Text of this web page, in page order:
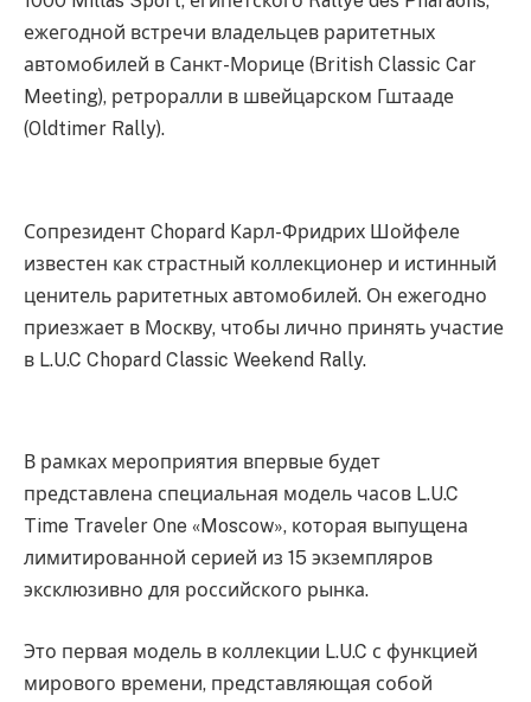
ежегодной встречи владельцев раритетных
автомобилей в Санкт-Морице (British Classic Car
Meeting), ретроралли в швейцарском Гштааде
(Oldtimer Rally).
Сопрезидент Chopard Карл-Фридрих Шойфеле
известен как страстный коллекционер и истинный
ценитель раритетных автомобилей. Он ежегодно
приезжает в Москву, чтобы лично принять участие
в L.U.C Chopard Classic Weekend Rally.
В рамках мероприятия впервые будет
представлена специальная модель часов L.U.C
Time Traveler One «Moscow», которая выпущена
лимитированной серией из 15 экземпляров
эксклюзивно для российского рынка.
Это первая модель в коллекции L.U.C с функцией
мирового времени, представляющая собой